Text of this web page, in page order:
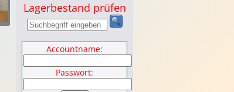
Lagerbestand prüfen
Accountname:
Passwort: